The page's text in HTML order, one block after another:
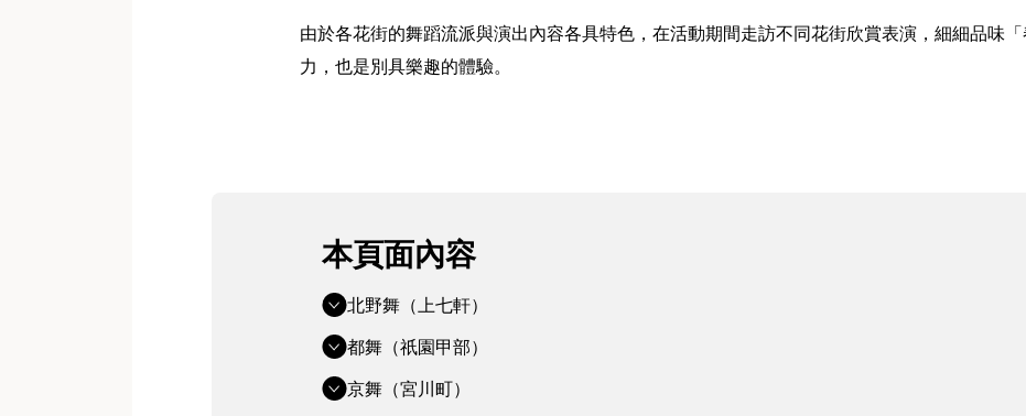
由於各花街的舞蹈流派與演出內容各具特色，在活動期間走訪不同花街欣賞表演，細細品味
力，也是別具樂趣的體驗。
本頁面內容
北野舞（上七軒）
都舞（祇園甲部）
京舞（宮川町）